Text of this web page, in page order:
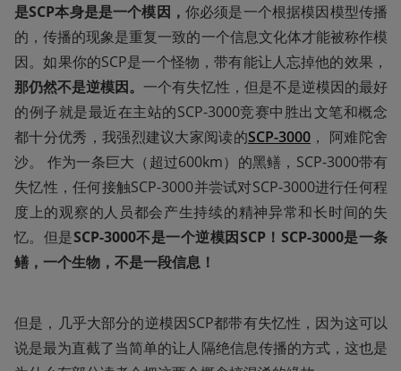
是SCP本身是是一个模因， 你必须是一个根据模因模型传播
的，传播的现象是重复一致的一个信息文化体才能被称作模
因。如果你的SCP是一个怪物，带有能让人忘掉他的效果，
那仍然不是逆模因。 一个有失忆性，但是不是逆模因的最好
的例子就是最近在主站的SCP-3000竞赛中胜出文笔和概念
都十分优秀，我强烈建议大家阅读的SCP-3000 ， 阿难陀舍
沙。 作为一条巨大（超过600km）的黑鳝，SCP-3000带有
失忆性，任何接触SCP-3000并尝试对SCP-3000进行任何程
度上的观察的人员都会产生持续的精神异常和长时间的失
忆。但是SCP-3000不是一个逆模因SCP！SCP-3000是一条
鳝，一个生物，不是一段信息！
但是，几乎大部分的逆模因SCP都带有失忆性，因为这可以
说是最为直截了当简单的让人隔绝信息传播的方式，这也是